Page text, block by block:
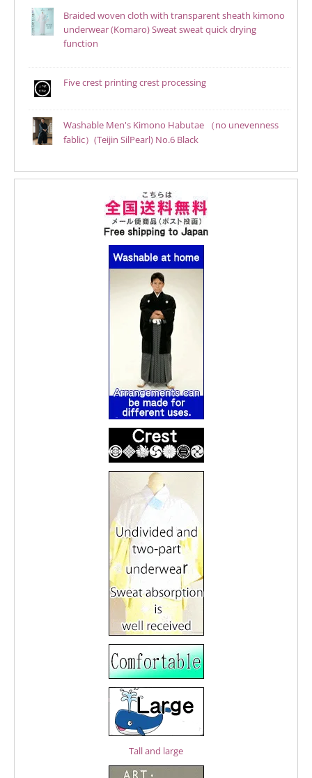
Braided woven cloth with transparent sheath kimono
underwear (Komaro) Sweat sweat quick drying
function
Five crest printing crest processing
Washable Men's Kimono Habutae （no unevenness
fablic）(Teijin SilPearl) No.6 Black
Tall and large